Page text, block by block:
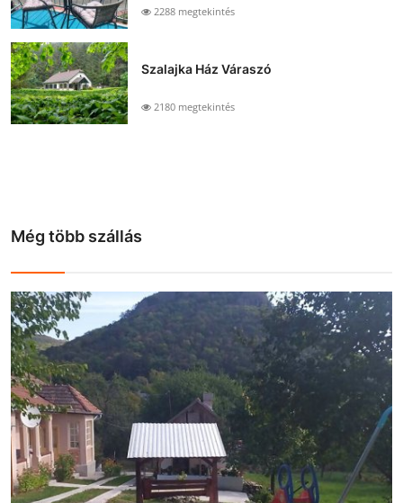
2288 megtekintés
Szalajka Ház Váraszó
2180 megtekintés
Még több szállás